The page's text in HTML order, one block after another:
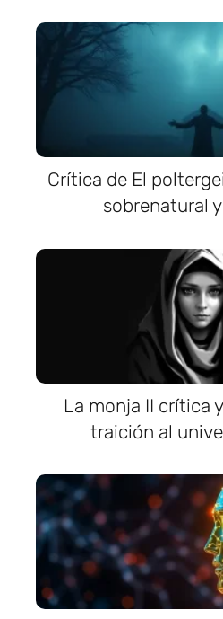
Crítica de El
sobrenatural
La monja II crítica
traición al